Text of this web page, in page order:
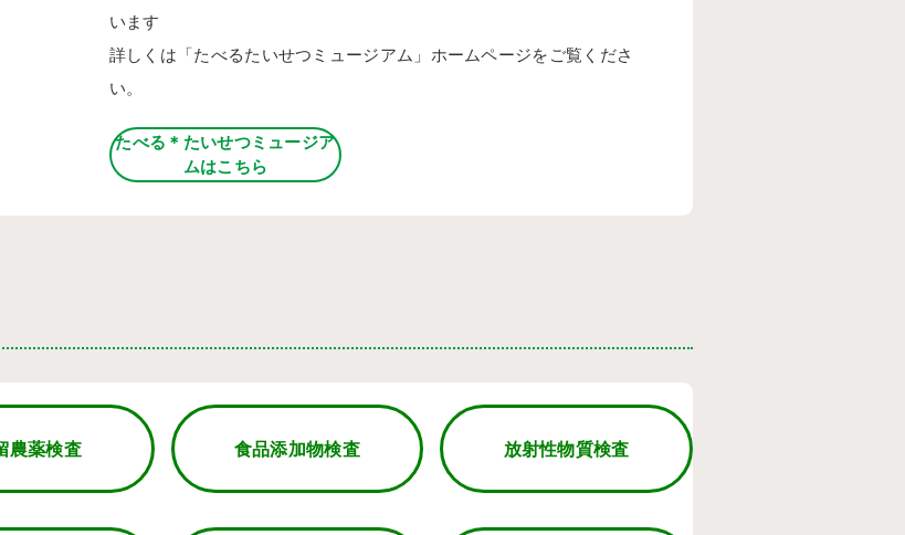
います
詳しくは「たべるたいせつミュージアム」ホームページをご覧くださ
い。
たべる＊たいせつミュージア
ムはこちら
農薬検査 食品添加物検査 放射性物質検査